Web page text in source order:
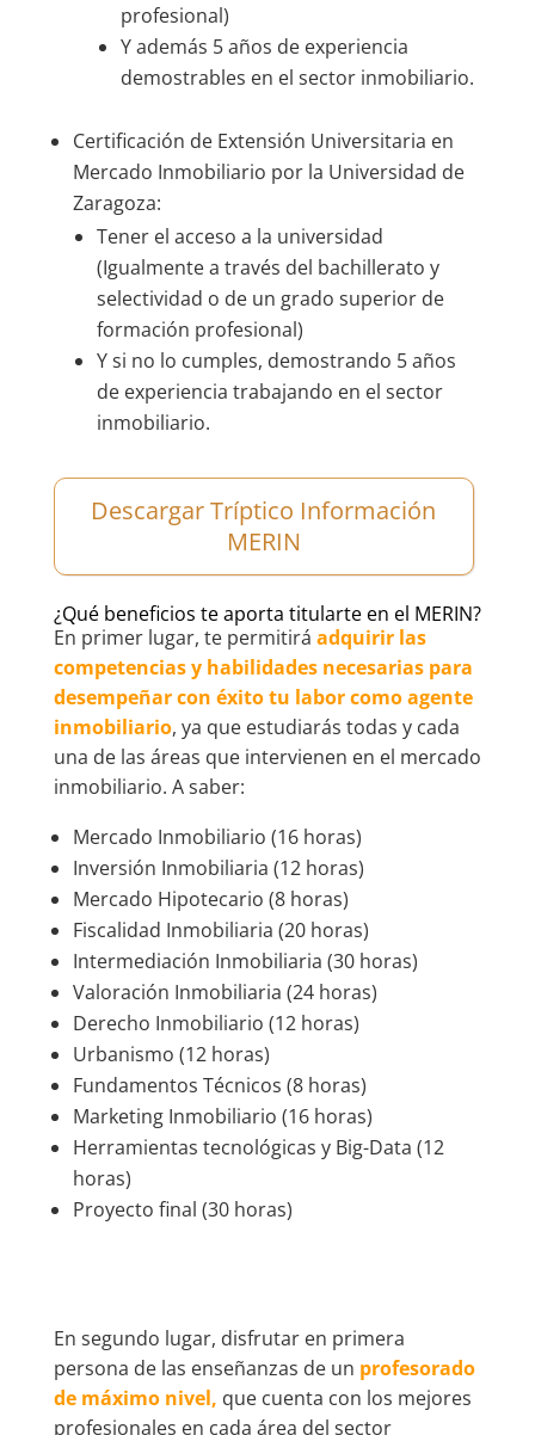
profesional)
Y además 5 años de experiencia
demostrables en el sector inmobiliario.
Certificación de Extensión Universitaria en
Mercado Inmobiliario por la Universidad de
Zaragoza:
Tener el acceso a la universidad
(Igualmente a través del bachillerato y
selectividad o de un grado superior de
formación profesional)
Y si no lo cumples, demostrando 5 años
de experiencia trabajando en el sector
inmobiliario.
Descargar Tríptico Información
MERIN
¿Qué beneficios te aporta titularte en el MERIN?
En primer lugar, te permitirá adquirir las
competencias y habilidades necesarias para
desempeñar con éxito tu labor como agente
inmobiliario, ya que estudiarás todas y cada
una de las áreas que intervienen en el mercado
inmobiliario. A saber:
Mercado Inmobiliario (16 horas)
Inversión Inmobiliaria (12 horas)
Mercado Hipotecario (8 horas)
Fiscalidad Inmobiliaria (20 horas)
Intermediación Inmobiliaria (30 horas)
Valoración Inmobiliaria (24 horas)
Derecho Inmobiliario (12 horas)
Urbanismo (12 horas)
Fundamentos Técnicos (8 horas)
Marketing Inmobiliario (16 horas)
Herramientas tecnológicas y Big-Data (12
horas)
Proyecto final (30 horas)
En segundo lugar, disfrutar en primera
persona de las enseñanzas de un profesorado
de máximo nivel, que cuenta con los mejores
profesionales en cada área del sector